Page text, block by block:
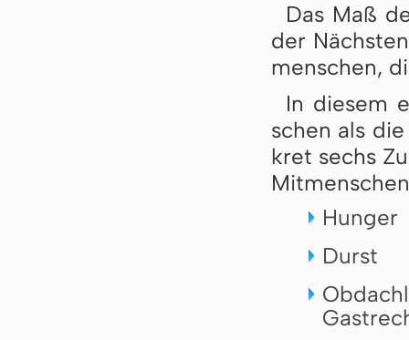
Das Maß
der
men­schen,
In diesem
schen als
kret sechs
Hunger
Durst